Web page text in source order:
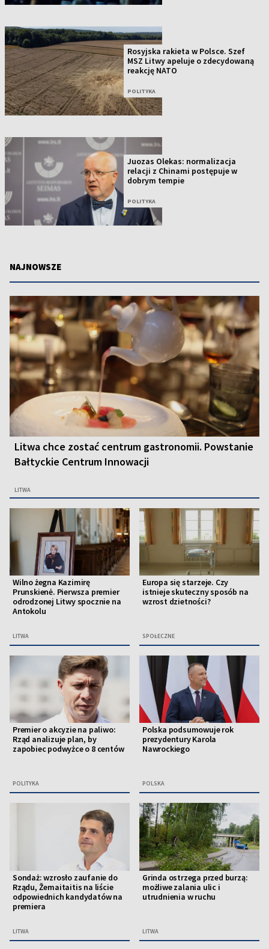
Rosyjska rakieta w Polsce. Szef
MSZ Litwy apeluje o zdecydowaną
reakcję NATO
POLITYKA
Juozas Olekas: normalizacja
relacji z Chinami postępuje w
dobrym tempie
POLITYKA
NAJNOWSZE
Litwa chce zostać centrum gastronomii. Powstanie
Bałtyckie Centrum Innowacji
LITWA
Wilno żegna Kazimirę
Prunskienė. Pierwsza premier
odrodzonej Litwy spocznie na
Antokolu
LITWA
Europa się starzeje. Czy
istnieje skuteczny sposób na
wzrost dzietności?
SPOŁECZNE
Premier o akcyzie na paliwo:
Rząd analizuje plan, by
zapobiec podwyżce o 8 centów
POLITYKA
Polska podsumowuje rok
prezydentury Karola
Nawrockiego
POLSKA
Sondaż: wzrosło zaufanie do
Rządu, Žemaitaitis na liście
odpowiednich kandydatów na
premiera
LITWA
Grinda ostrzega przed burzą:
możliwe zalania ulic i
utrudnienia w ruchu
LITWA